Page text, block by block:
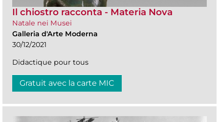
Il chiostro racconta - Materia Nova
Natale nei Musei
Galleria d'Arte Moderna
30/12/2021
Didactique pour tous
Gratuit avec la carte MIC